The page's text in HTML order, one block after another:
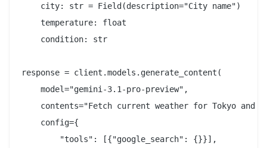
    city: str = Field(description="City name")
    temperature: float
    condition: str
response = client.models.generate_content(
    model="gemini-3.1-pro-preview",
contents="Fetch current weather for Tokyo and
    config={
        "tools": [{"google_search": {}}],